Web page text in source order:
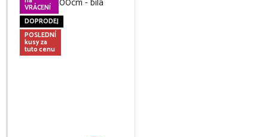
VRÁCENÍ
DOPRODEJ
POSLEDNÍ
kusy za
tuto cenu